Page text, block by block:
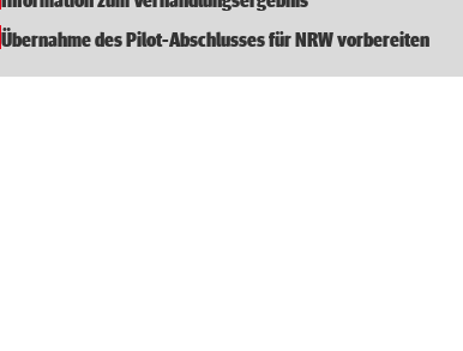
Übernahme des Pilot-Abschlusses für NRW vorbereiten